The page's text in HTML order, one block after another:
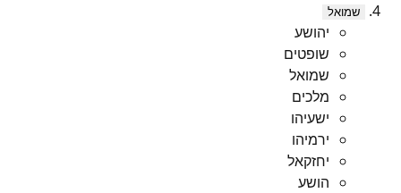
שמואל
יהושע
שופטים
שמואל
מלכים
ישעיהו
ירמיהו
יחזקאל
הושע